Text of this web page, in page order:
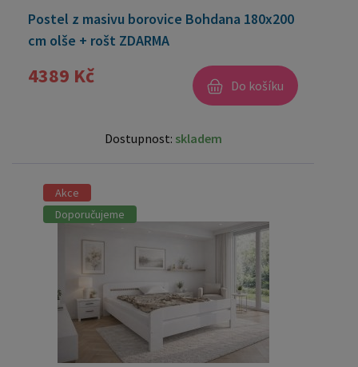
Postel z masivu borovice Bohdana 180x200
cm olše + rošt ZDARMA
4389 Kč Do košíku
Dostupnost: skladem
Akce
Doporučujeme